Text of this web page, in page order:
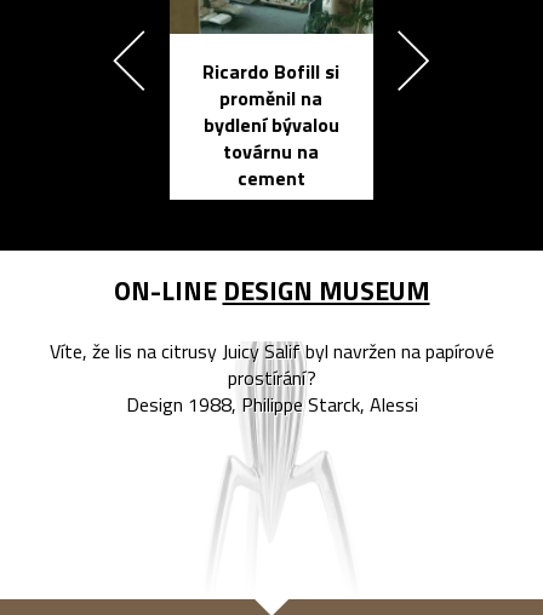
Ricardo Bofill si
proměnil na
bydlení bývalou
továrnu na
cement
ON-LINE DESIGN MUSEUM
Víte, že lis na citrusy Juicy Salif byl navržen na papírové
prostírání?
Design 1988, Philippe Starck, Alessi